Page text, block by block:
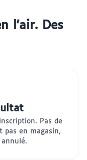
l'air. Des
Pas de
pas en magasin,